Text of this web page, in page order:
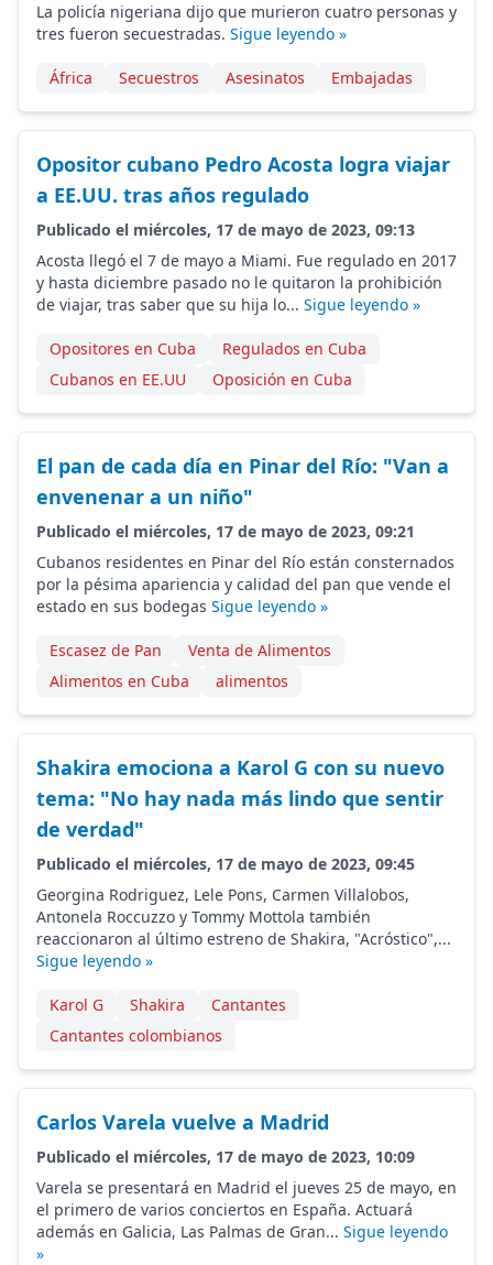
La policía nigeriana dijo que murieron cuatro personas y
tres fueron secuestradas. Sigue leyendo »
África Secuestros Asesinatos Embajadas
Opositor cubano Pedro Acosta logra viajar
a EE.UU. tras años regulado
Publicado el miércoles, 17 de mayo de 2023, 09:13
Acosta llegó el 7 de mayo a Miami. Fue regulado en 2017
y hasta diciembre pasado no le quitaron la prohibición
de viajar, tras saber que su hija lo... Sigue leyendo »
Opositores en Cuba
Regulados en Cuba
Cubanos en EE.UU
Oposición en Cuba
El pan de cada día en Pinar del Río: "Van a
envenenar a un niño"
Publicado el miércoles, 17 de mayo de 2023, 09:21
Cubanos residentes en Pinar del Río están consternados
por la pésima apariencia y calidad del pan que vende el
estado en sus bodegas Sigue leyendo »
Escasez de Pan
Venta de Alimentos
Alimentos en Cuba
alimentos
Shakira emociona a Karol G con su nuevo
tema: "No hay nada más lindo que sentir
de verdad"
Publicado el miércoles, 17 de mayo de 2023, 09:45
Georgina Rodriguez, Lele Pons, Carmen Villalobos,
Antonela Roccuzzo y Tommy Mottola también
reaccionaron al último estreno de Shakira, "Acróstico",...
Sigue leyendo »
Karol G Shakira
Cantantes
Cantantes colombianos
Carlos Varela vuelve a Madrid
Publicado el miércoles, 17 de mayo de 2023, 10:09
Varela se presentará en Madrid el jueves 25 de mayo, en
el primero de varios conciertos en España. Actuará
además en Galicia, Las Palmas de Gran... Sigue leyendo
»